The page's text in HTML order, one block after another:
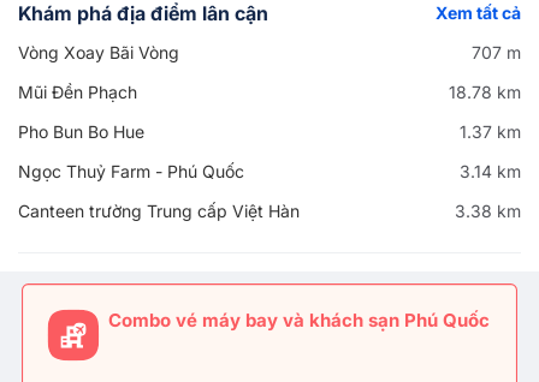
Khám phá địa điểm lân cận
Xem tất cả
Vòng Xoay Bãi Vòng
707 m
Mũi Đền Phạch
18.78 km
Pho Bun Bo Hue
1.37 km
Ngọc Thuỷ Farm - Phú Quốc
3.14 km
Canteen trường Trung cấp Việt Hàn
3.38 km
Combo vé máy bay và khách sạn Phú Quốc